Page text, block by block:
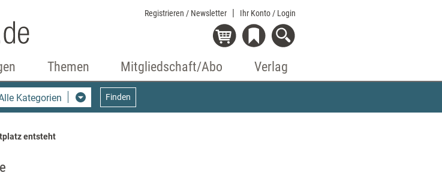
Registrieren / Newsletter Ihr Konto / Login
Themen Mitgliedschaft/Abo Verlag
Kategorien Finden
entsteht